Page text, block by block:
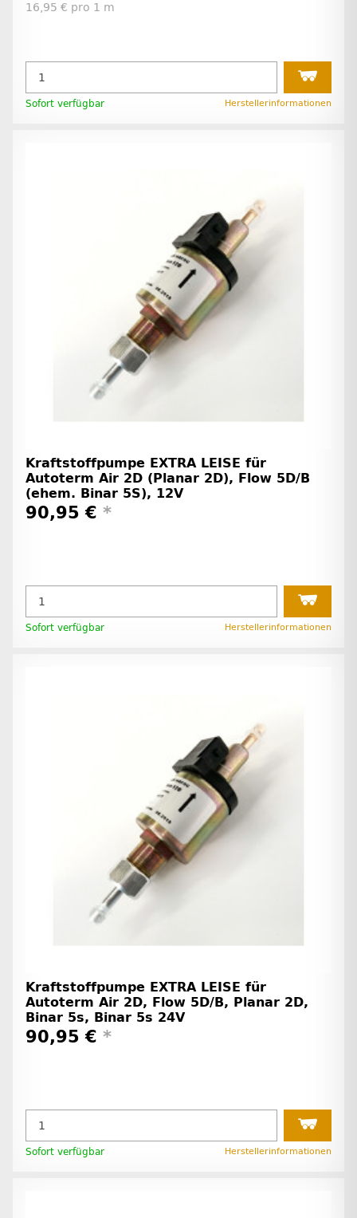
16,95 € pro 1 m
Sofort verfügbar Herstellerinformationen
Kraftstoffpumpe EXTRA LEISE für
Autoterm Air 2D (Planar 2D), Flow 5D/B
(ehem. Binar 5S), 12V
90,95 € *
Sofort verfügbar Herstellerinformationen
Kraftstoffpumpe EXTRA LEISE für
Autoterm Air 2D, Flow 5D/B, Planar 2D,
Binar 5s, Binar 5s 24V
90,95 € *
Sofort verfügbar Herstellerinformationen